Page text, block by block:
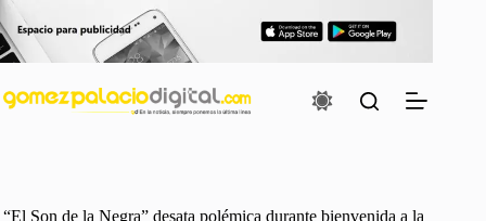
al
contenido
“El Son de la Negra” desata polémica durante bienvenida a la